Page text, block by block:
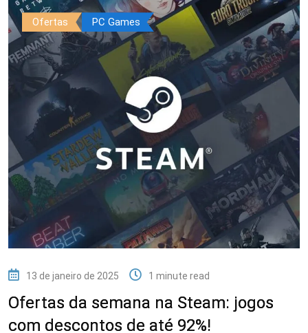
Ofertas PC Games
13 de janeiro de 2025 1 minute read
Ofertas da semana na Steam: jogos
com descontos de até 92%!